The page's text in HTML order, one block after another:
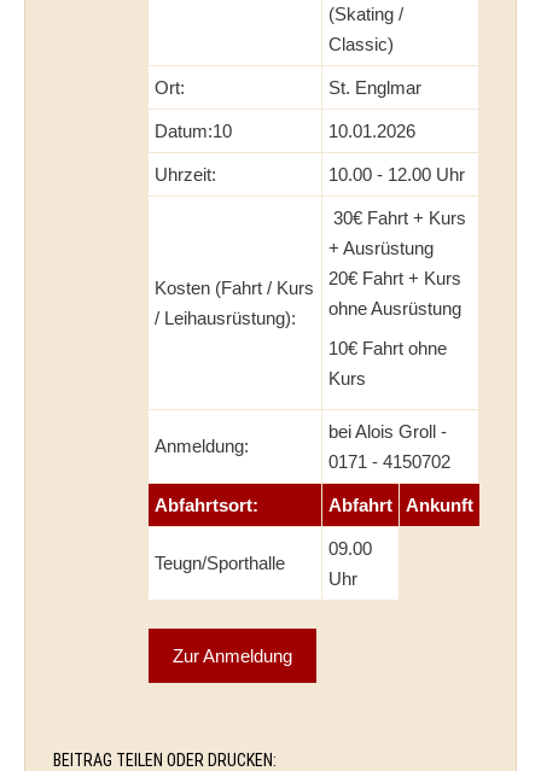
(Skating /
Classic)
Ort: St. Englmar
Datum:10 10.01.2026
Uhrzeit: 10.00 - 12.00 Uhr
Kosten (Fahrt / Kurs
/ Leihausrüstung):
30€ Fahrt + Kurs
+ Ausrüstung
20€ Fahrt + Kurs
ohne Ausrüstung
10€ Fahrt ohne
Kurs
Anmeldung:
bei Alois Groll -
0171 - 4150702
Abfahrtsort: Abfahrt Ankunft
Teugn/Sporthalle
09.00
Uhr
Zur Anmeldung
BEITRAG TEILEN ODER DRUCKEN: